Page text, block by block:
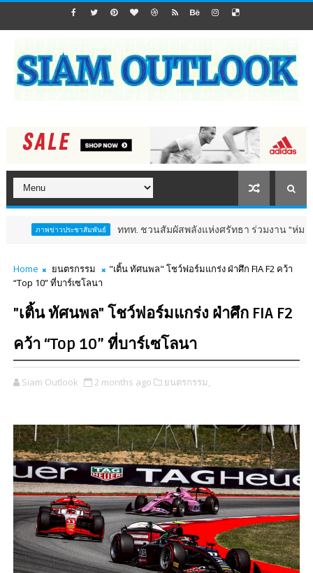
าวประชาสัมพันธ์ ททท. ชวนสัมผัสพลังแห่งศรัทธา ร่วมงาน "ห่มผ้าหลวงปู่ทว
Home ยนตรกรรม
"เติ้น ทัศนพล" โชว์ฟอร์มแกร่ง ฝ่าศึก FIA F2 คว้า
“Top 10” ที่บาร์เซโลนา
"เติ้น ทัศนพล" โชว์ฟอร์มแกร่ง ฝ่าศึก FIA F2
คว้า “Top 10” ที่บาร์เซโลนา
Siam Outlook 2 months ago ยนตรกรรม,